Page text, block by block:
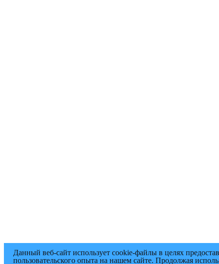
Данный веб-сайт использует cookie-файлы в целях
пользовательского опыта на нашем сайте. Продолжая